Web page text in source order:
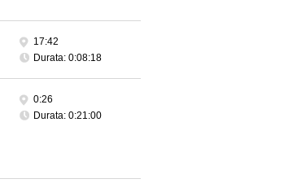
17:42
Durata: 0:08:18
0:26
Durata: 0:21:00